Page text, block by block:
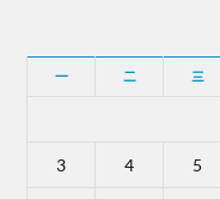
一 二 三
3 4 5